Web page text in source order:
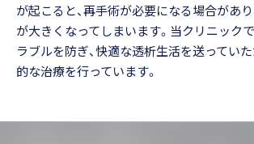
が起こると、再手術が必要になる場合があ
が大きくなってしまいます。当クリニック
ラブルを防ぎ、快適な透析生活を送ってい
的な治療を行っています。